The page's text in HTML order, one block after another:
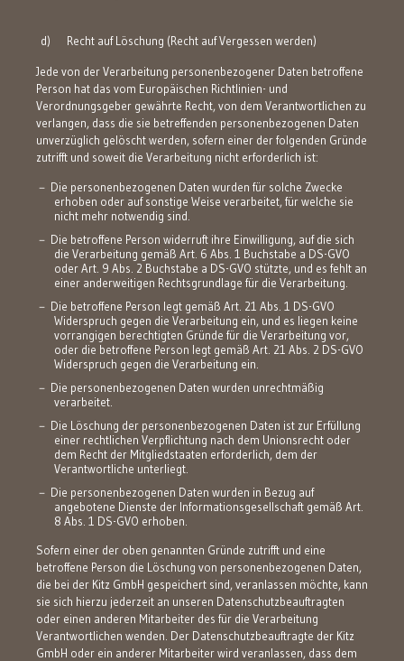
d) Recht auf Löschung (Recht auf Vergessen werden)
Jede von der Verarbeitung personenbezogener Daten betroffene
Person hat das vom Europäischen Richtlinien- und
Verordnungsgeber gewährte Recht, von dem Verantwortlichen zu
verlangen, dass die sie betreffenden personenbezogenen Daten
unverzüglich gelöscht werden, sofern einer der folgenden Gründe
zutrifft und soweit die Verarbeitung nicht erforderlich ist:
Die personenbezogenen Daten wurden für solche Zwecke
erhoben oder auf sonstige Weise verarbeitet, für welche sie
nicht mehr notwendig sind.
Die betroffene Person widerruft ihre Einwilligung, auf die sich
die Verarbeitung gemäß Art. 6 Abs. 1 Buchstabe a DS-GVO
oder Art. 9 Abs. 2 Buchstabe a DS-GVO stützte, und es fehlt an
einer anderweitigen Rechtsgrundlage für die Verarbeitung.
Die betroffene Person legt gemäß Art. 21 Abs. 1 DS-GVO
Widerspruch gegen die Verarbeitung ein, und es liegen keine
vorrangigen berechtigten Gründe für die Verarbeitung vor,
oder die betroffene Person legt gemäß Art. 21 Abs. 2 DS-GVO
Widerspruch gegen die Verarbeitung ein.
Die personenbezogenen Daten wurden unrechtmäßig
verarbeitet.
Die Löschung der personenbezogenen Daten ist zur Erfüllung
einer rechtlichen Verpflichtung nach dem Unionsrecht oder
dem Recht der Mitgliedstaaten erforderlich, dem der
Verantwortliche unterliegt.
Die personenbezogenen Daten wurden in Bezug auf
angebotene Dienste der Informationsgesellschaft gemäß Art.
8 Abs. 1 DS-GVO erhoben.
Sofern einer der oben genannten Gründe zutrifft und eine
betroffene Person die Löschung von personenbezogenen Daten,
die bei der Kitz GmbH gespeichert sind, veranlassen möchte, kann
sie sich hierzu jederzeit an unseren Datenschutzbeauftragten
oder einen anderen Mitarbeiter des für die Verarbeitung
Verantwortlichen wenden. Der Datenschutzbeauftragte der Kitz
GmbH oder ein anderer Mitarbeiter wird veranlassen, dass dem